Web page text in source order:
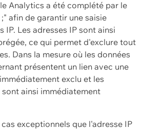
Analytics a été complété par le
afin de garantir une saisie
IP. Les adresses IP sont ainsi
ce qui permet d'exclure tout
Dans la mesure où les données
présentent un lien avec une
exclu et les
ainsi immédiatement
exceptionnels que l'adresse IP